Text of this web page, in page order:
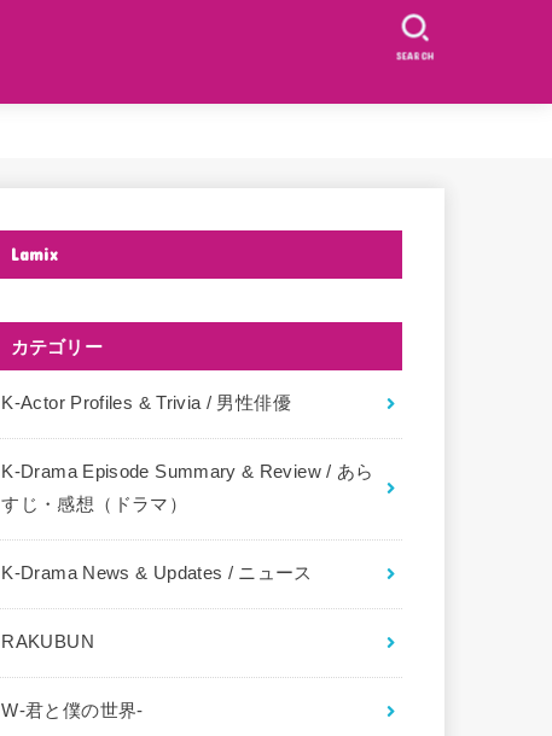
SEARCH
Lamix
カテゴリー
K-Actor Profiles & Trivia / 男性俳優
K-Drama Episode Summary & Review / あら
すじ・感想（ドラマ）
K-Drama News & Updates / ニュース
RAKUBUN
W-君と僕の世界-